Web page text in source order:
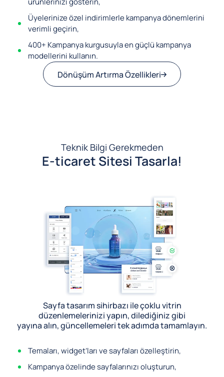
Üyelerinize özel indirimlerle kampanya dönemlerini
verimli geçirin,
400+ Kampanya kurgusuyla en güçlü kampanya
modellerini kullanın.
Dönüşüm Artırma Özellikleri
Teknik Bilgi Gerekmeden
E-ticaret Sitesi Tasarla!
Sayfa tasarım sihirbazı ile çoklu vitrin
düzenlemelerinizi yapın, dilediğiniz gibi
yayına alın, güncellemeleri tek adımda tamamlayın.
Temaları, widget’ları ve sayfaları özelleştirin,
Kampanya özelinde sayfalarınızı oluşturun,